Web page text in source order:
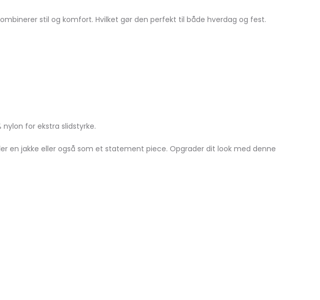
stil og komfort. Hvilket gør den perfekt til både hverdag og fest.
for ekstra slidstyrke.
en jakke eller også som et statement piece. Opgrader dit look med denne